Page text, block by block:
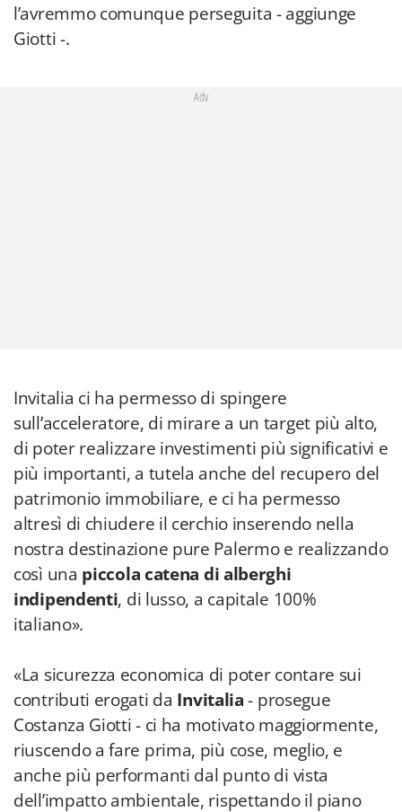
l’avremmo comunque perseguita - aggiunge
Giotti -.
Adv
Invitalia ci ha permesso di spingere
sull’acceleratore, di mirare a un target più alto,
di poter realizzare investimenti più significativi e
più importanti, a tutela anche del recupero del
patrimonio immobiliare, e ci ha permesso
altresì di chiudere il cerchio inserendo nella
nostra destinazione pure Palermo e realizzando
così una piccola catena di alberghi
indipendenti, di lusso, a capitale 100%
italiano».
«La sicurezza economica di poter contare sui
contributi erogati da Invitalia- prosegue
Costanza Giotti - ci ha motivato maggiormente,
riuscendo a fare prima, più cose, meglio, e
anche più performanti dal punto di vista
dell’impatto ambientale, rispettando il piano